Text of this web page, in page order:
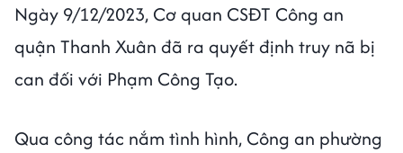
Ngày 9/12/2023, Cơ quan CSĐT Công an
quận Thanh Xuân đã ra quyết định truy nã bị
can đối với Phạm Công Tạo.
Qua công tác nắm tình hình, Công an phường